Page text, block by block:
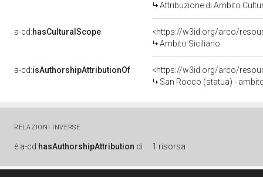
Attribuzione di Ambito
a-cd:hasCulturalScope
<https://w3id.org/arco/
Ambito Siciliano
a-cd:isAuthorshipAttributionOf
<https://w3id.org/arco/
San Rocco (statua) -
RELAZIONI INVERSE
è a-cd:hasAuthorshipAttribution di 1 risorsa